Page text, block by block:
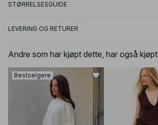
STØRRELSESGUIDE
LEVERING OG RETURER
Andre som har kjøpt dette, har også kjøpt
Bestselgere